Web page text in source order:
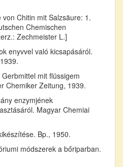
Chitin mit Salzsäure: 1.
Chemischen
Zechmeister L.]
enyvvel való kicsapásáról.
mit flüssigem
Chemiker Zeitung, 1939.
enzymjének
Magyar Chemiai
Bp., 1950.
módszerek a bőriparban.